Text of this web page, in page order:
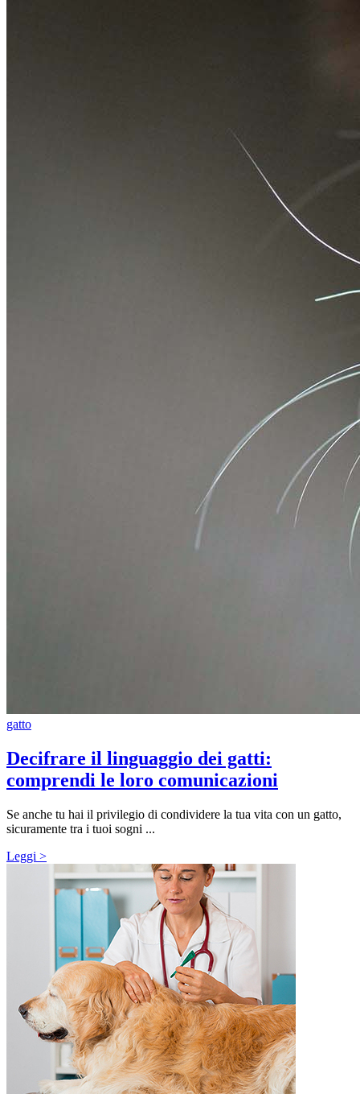
gatto
Decifrare il linguaggio dei gatti:
comprendi le loro comunicazioni
Se anche tu hai il privilegio di condividere la tua vita con un gatto,
sicuramente tra i tuoi sogni ...
Leggi >